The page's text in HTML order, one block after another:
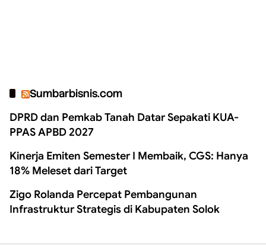
Sumbarbisnis.com
DPRD dan Pemkab Tanah Datar Sepakati KUA-
PPAS APBD 2027
Kinerja Emiten Semester I Membaik, CGS: Hanya
18% Meleset dari Target
Zigo Rolanda Percepat Pembangunan
Infrastruktur Strategis di Kabupaten Solok